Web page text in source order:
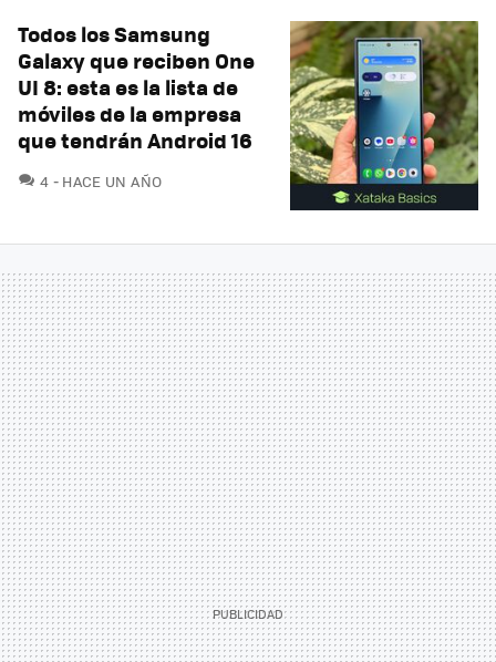
Todos los Samsung
Galaxy que reciben One
UI 8: esta es la lista de
móviles de la empresa
que tendrán Android 16
4 COMENTARIOS
HACE UN AÑO